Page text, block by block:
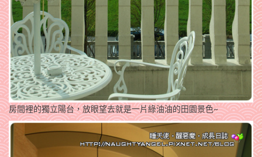
房間裡的獨立陽台，放眼望去就是一片綠油油的田園景色~